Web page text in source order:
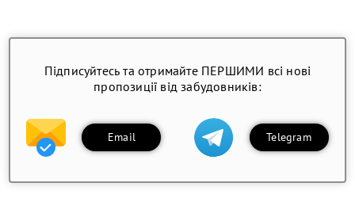
Підписуйтесь та отримайте ПЕРШИМИ всі нові
пропозиції від забудовників:
Email Telegram